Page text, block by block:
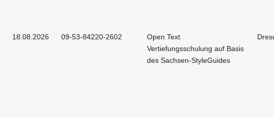
18.08.2026 09-53-84220-2602
Open Text
Vertiefungsschulung auf Basis
des Sachsen-StyleGuides